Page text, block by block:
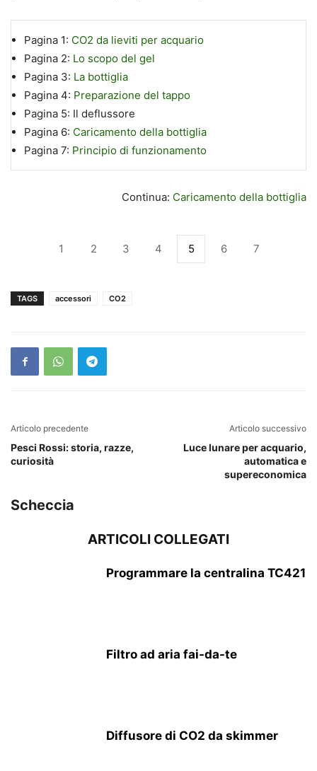
Pagina 1: CO2 da lieviti per acquario
Pagina 2: Lo scopo del gel
Pagina 3: La bottiglia
Pagina 4: Preparazione del tappo
Pagina 5: Il deflussore
Pagina 6: Caricamento della bottiglia
Pagina 7: Principio di funzionamento
Continua: Caricamento della bottiglia
1 2 3 4 5 6 7
TAGS accessori CO2
Articolo precedente
Pesci Rossi: storia, razze,
curiosità
Articolo successivo
Luce lunare per acquario,
automatica e
supereconomica
Scheccia
ARTICOLI COLLEGATI
Programmare la centralina TC421
Filtro ad aria fai-da-te
Diffusore di CO2 da skimmer